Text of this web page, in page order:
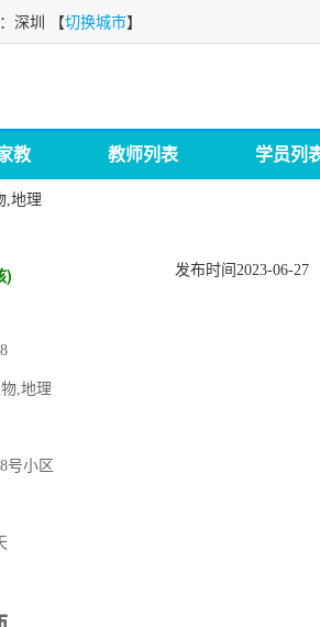
深圳 【切换城市】
教 教师列表 学员列
,地理
) 发布时间2023-06-27
,地理
号小区